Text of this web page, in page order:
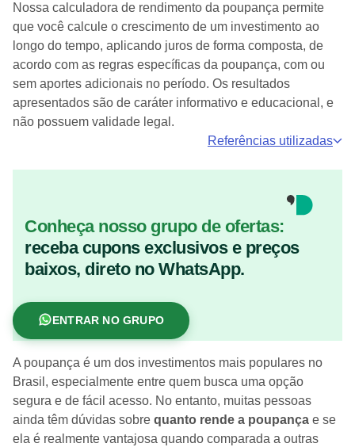
Nossa calculadora de rendimento da poupança permite
que você calcule o crescimento de um investimento ao
longo do tempo, aplicando juros de forma composta, de
acordo com as regras específicas da poupança, com ou
sem aportes adicionais no período. Os resultados
apresentados são de caráter informativo e educacional, e
não possuem validade legal.
Referências utilizadas
Conheça nosso grupo de ofertas:
receba cupons exclusivos e preços
baixos, direto no WhatsApp.
ENTRAR NO GRUPO
A poupança é um dos investimentos mais populares no
Brasil, especialmente entre quem busca uma opção
segura e de fácil acesso. No entanto, muitas pessoas
ainda têm dúvidas sobre quanto rende a poupança e se
ela é realmente vantajosa quando comparada a outras